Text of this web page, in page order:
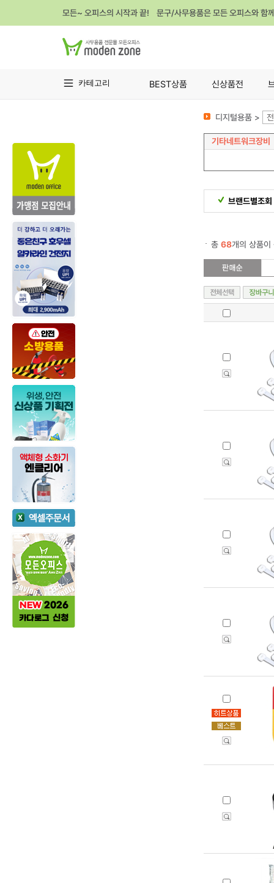
모든~ 오피스의 시작과 끝! 문구/사무용품은 모든 오피스와 함
카테고리 BEST상품 신상품전
디지털용품 >
기타네트워크장비
브랜드별조회
총 68개의 상품이